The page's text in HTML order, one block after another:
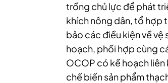
trồng chủ lực để phát
khích nông dân, tổ hợp
bảo các điều kiện về vệ
hoạch, phối hợp cùng
OCOP có kế hoạch
chế biến sản phẩm